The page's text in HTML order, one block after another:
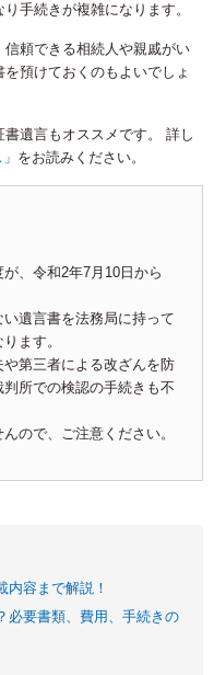
手続きが複雑になります。
頼できる相続人や親戚がい
を預けておくのもよいでしょ
遺言もオススメです。 詳し
をお読みください。
、令和2年7月10日から
遺言書を法務局に持って
ます。
第三者による改ざんを防
所での検認の手続きも不
ので、ご注意ください。
内容まで解説！
必要書類、費用、手続きの